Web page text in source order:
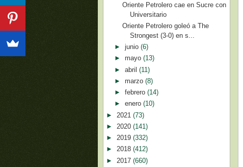
Oriente Petrolero cae en Sucre con
Universitario
Oriente Petrolero goleó a The
Strongest (3-0) en s...
► junio (6)
► mayo (13)
► abril (11)
► marzo (8)
► febrero (14)
► enero (10)
► 2021 (73)
► 2020 (141)
► 2019 (332)
► 2018 (412)
► 2017 (660)